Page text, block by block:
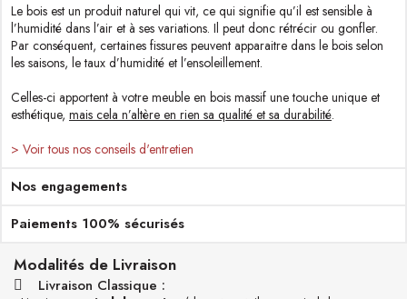
Le bois est un produit naturel qui vit, ce qui signifie qu’il est sensible à
l’humidité dans l’air et à ses variations. Il peut donc rétrécir ou gonfler.
Par conséquent, certaines fissures peuvent apparaitre dans le bois selon
les saisons, le taux d’humidité et l’ensoleillement.
Celles-ci apportent à votre meuble en bois massif une touche unique et
esthétique, mais cela n’altère en rien sa qualité et sa durabilité.
> Voir tous nos conseils d'entretien
Nos engagements
Paiements 100% sécurisés
Modalités de Livraison
Livraison Classique :